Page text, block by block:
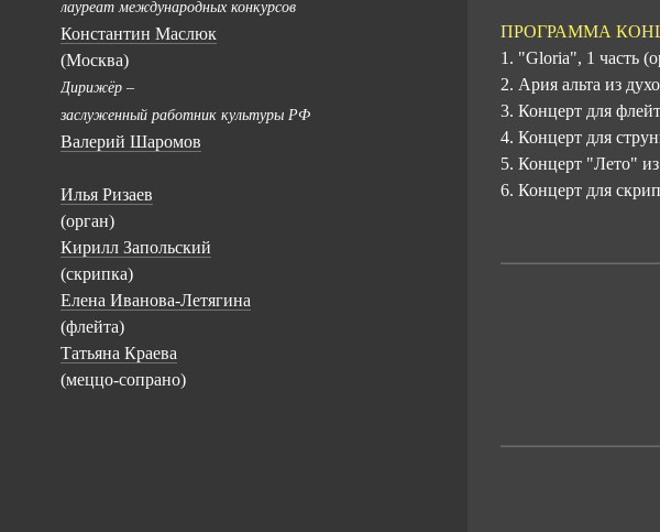
лауреат международных конкурсов
Константин Маслюк
(Москва)
Дирижёр –
заслуженный работник культуры РФ
Валерий Шаромов
Илья Ризаев
(орган)
Кирилл Запольский
(скрипка)
Елена Иванова-Летягина
(флейта)
Татьяна Краева
(меццо-сопрано)
ПРОГРАММА
1. "Gloria", 1 часть
2. Ария альта из
3. Концерт для
4. Концерт для
5. Концерт "Лето"
6. Концерт для